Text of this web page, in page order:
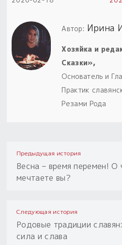
Автор: Ирина
Хозяйка и
Сказки»,
Основатель и
Практик
Резами Рода
Предыдущая история
Весна – время перемен! О
мечтаете вы?
Следующая история
Родовые традиции
сила и слава